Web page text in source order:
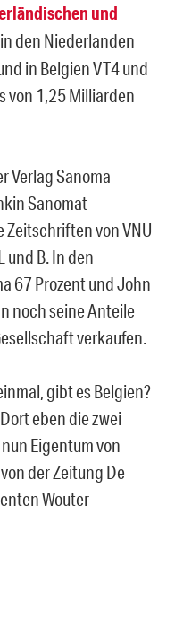
und
den Niederlanden
in Belgien VT4 und
von 1,25 Milliarden
Verlag Sanoma
Sanomat
Zeitschriften von VNU
B. In den
67 Prozent und John
noch seine Anteile
verkaufen.
gibt es Belgien?
eben die zwei
Eigentum von
der Zeitung De
Wouter